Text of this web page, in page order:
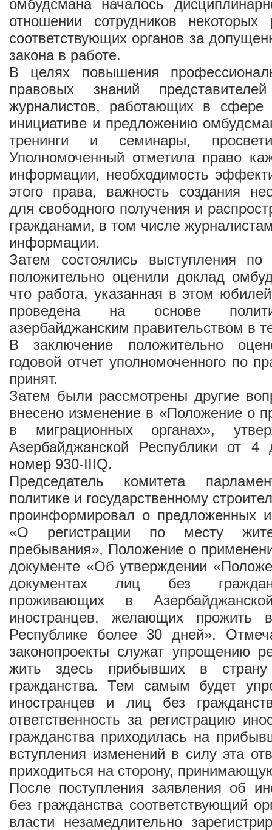
омбудсмана началось
отношении сотрудников
соответствующих органов за
закона в работе.
В целях повышения
правовых знаний
журналистов, работающих в сфере
инициативе и предложению
тренинги и семинары,
Уполномоченный отметила право
информации, необходимость
этого права, важность создания
для свободного получения и
гражданами, в том числе
информации.
Затем состоялись выступления по
положительно оценили доклад
что работа, указанная в этом
проведена на основе
азербайджанским правительством в
В заключение положительно
годовой отчет уполномоченного по
принят.
Затем были рассмотрены другие
внесено изменение в «Положение о
в миграционных органах»,
Азербайджанской Республики от 4
номер 930-IIIQ.
Председатель комитета
политике и государственному
проинформировал о предложенных
«О регистрации по месту
пребывания», Положение о
документе «Об утверждении
документах лиц без
проживающих в
иностранцев, желающих прожить
Республике более 30 дней».
законопроекты служат упрощению
жить здесь прибывших в
гражданства. Тем самым будет
иностранцев и лиц без
ответственность за регистрацию
гражданства приходилась на
вступления изменений в силу эта
приходиться на сторону,
После поступления заявления об
без гражданства соответствующий
власти незамедлительно